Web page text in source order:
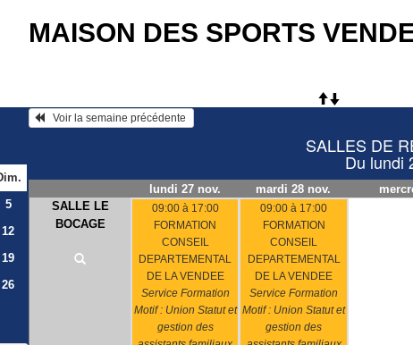
MAISON DES SPORTS
5
12
19
26
SALLES DE
Du lundi
lundi 27 nov. mardi 28 nov.
SALLE LE
BOCAGE
09:00 à 17:00
FORMATION
CONSEIL
DEPARTEMENTAL
DE LA VENDEE
Service Formation
Motif : Union Statut et
gestion des
09:00 à 17:00
FORMATION
CONSEIL
DEPARTEMENTAL
DE LA VENDEE
Service Formation
Motif : Union Statut et
gestion des